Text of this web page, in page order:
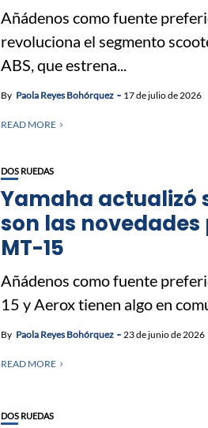
Añádenos como fuente
revoluciona el segmento
ABS, que estrena...
By Paola Reyes Bohórquez 17 de julio de 2026
READ MORE
DOS RUEDAS
Yamaha actualizó
son las novedades
MT-15
Añádenos como fuente
15 y Aerox tienen algo en
By Paola Reyes Bohórquez 23 de junio de 2026
READ MORE
DOS RUEDAS